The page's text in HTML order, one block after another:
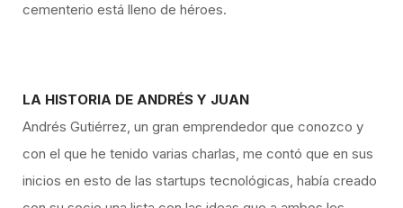
cementerio está lleno de héroes.
LA HISTORIA DE ANDRÉS Y JUAN
Andrés Gutiérrez, un gran emprendedor que conozco y
con el que he tenido varias charlas, me contó que en sus
inicios en esto de las startups tecnológicas, había creado